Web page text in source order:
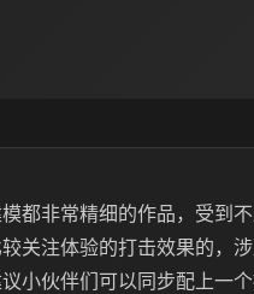
都非常精细的作品，受到
关注体验的打击效果的，
小伙伴们可以同步配上一